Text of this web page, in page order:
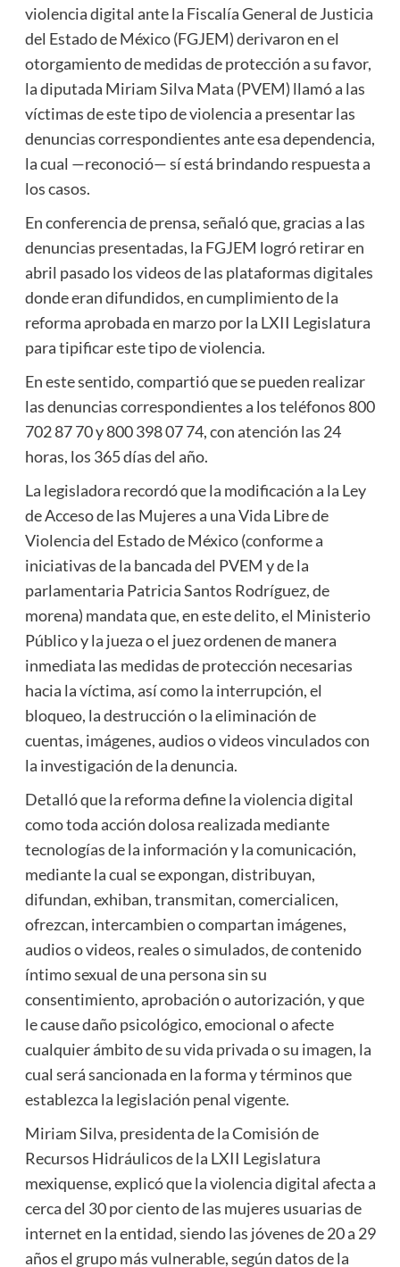
violencia digital ante la Fiscalía General de Justicia
del Estado de México (FGJEM) derivaron en el
otorgamiento de medidas de protección a su favor,
la diputada Miriam Silva Mata (PVEM) llamó a las
víctimas de este tipo de violencia a presentar las
denuncias correspondientes ante esa dependencia,
la cual —reconoció— sí está brindando respuesta a
los casos.
En conferencia de prensa, señaló que, gracias a las
denuncias presentadas, la FGJEM logró retirar en
abril pasado los videos de las plataformas digitales
donde eran difundidos, en cumplimiento de la
reforma aprobada en marzo por la LXII Legislatura
para tipificar este tipo de violencia.
En este sentido, compartió que se pueden realizar
las denuncias correspondientes a los teléfonos 800
702 87 70 y 800 398 07 74, con atención las 24
horas, los 365 días del año.
La legisladora recordó que la modificación a la Ley
de Acceso de las Mujeres a una Vida Libre de
Violencia del Estado de México (conforme a
iniciativas de la bancada del PVEM y de la
parlamentaria Patricia Santos Rodríguez, de
morena) mandata que, en este delito, el Ministerio
Público y la jueza o el juez ordenen de manera
inmediata las medidas de protección necesarias
hacia la víctima, así como la interrupción, el
bloqueo, la destrucción o la eliminación de
cuentas, imágenes, audios o videos vinculados con
la investigación de la denuncia.
Detalló que la reforma define la violencia digital
como toda acción dolosa realizada mediante
tecnologías de la información y la comunicación,
mediante la cual se expongan, distribuyan,
difundan, exhiban, transmitan, comercialicen,
ofrezcan, intercambien o compartan imágenes,
audios o videos, reales o simulados, de contenido
íntimo sexual de una persona sin su
consentimiento, aprobación o autorización, y que
le cause daño psicológico, emocional o afecte
cualquier ámbito de su vida privada o su imagen, la
cual será sancionada en la forma y términos que
establezca la legislación penal vigente.
Miriam Silva, presidenta de la Comisión de
Recursos Hidráulicos de la LXII Legislatura
mexiquense, explicó que la violencia digital afecta a
cerca del 30 por ciento de las mujeres usuarias de
internet en la entidad, siendo las jóvenes de 20 a 29
años el grupo más vulnerable, según datos de la